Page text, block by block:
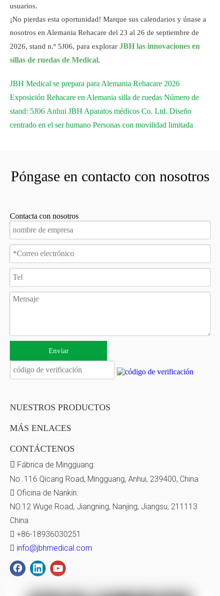
usuarios.
¡No pierdas esta oportunidad! Marque sus calendarios y únase a
nosotros en Alemania Rehacare del 23 al 26 de septiembre de
2026, stand n.º 5J06, para explorar JBH las innovaciones en
sillas de ruedas de Medical.
JBH Medical se prepara para Alemania Rehacare 2026
Exposición Rehacare en Alemania silla de ruedas Número de
stand: 5J06 Anhui JBH Aparatos médicos Co. Ltd. Diseño
centrado en el ser humano Personas con movilidad limitada
Póngase en contacto con nosotros
Contacta con nosotros
Enviar
NUESTROS PRODUCTOS
MÁS ENLACES
CONTÁCTENOS
 Fábrica de Mingguang:
No .116 Qicang Road, Mingguang, Anhui, 239400, China
 Oficina de Nankín:
NO.12 Wuge Road, Jiangning, Nanjing, Jiangsu, 211113
China
 +86-18936030251
 info@jbhmedical.com